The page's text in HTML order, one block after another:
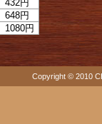
432円
648円
1080円
Copyright © 2010